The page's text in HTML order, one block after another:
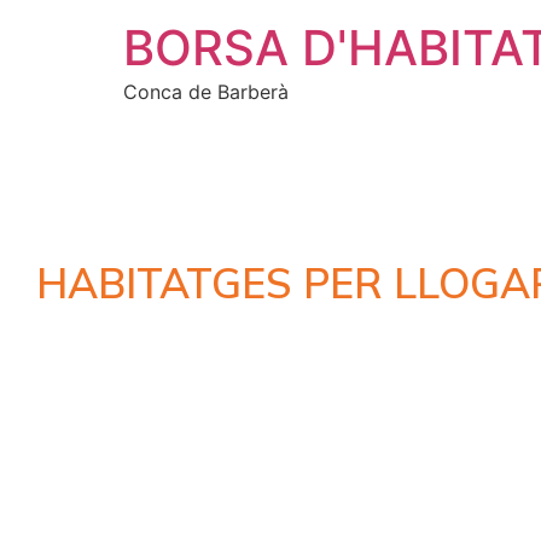
BORSA
Conca de Barberà
HABITATGES PER